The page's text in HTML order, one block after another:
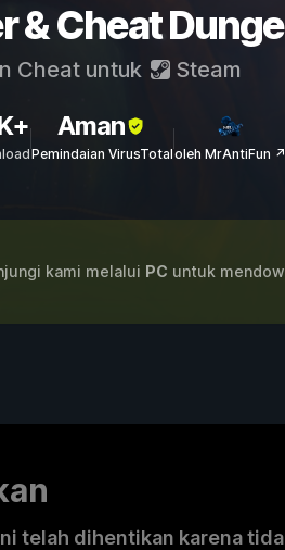
& Cheat
Cheat untuk Steam
Aman
Pemindaian VirusTotaloleh MrAntiFun ↗
kami melalui PC untuk
telah dihentikan karena